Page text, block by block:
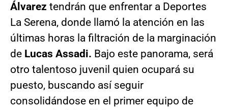
Álvarez tendrán que enfrentar a Deportes
La Serena, donde llamó la atención en las
últimas horas la filtración de la marginación
de Lucas Assadi. Bajo este panorama, será
otro talentoso juvenil quien ocupará su
puesto, buscando así seguir
consolidándose en el primer equipo de